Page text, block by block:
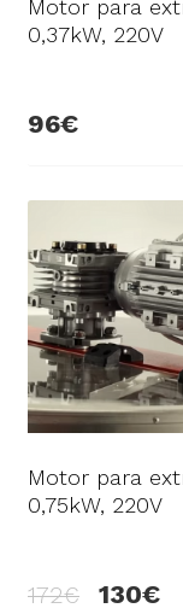
Motor para
0,37kW, 220V
96
Motor para
0,75kW, 220V
172 130